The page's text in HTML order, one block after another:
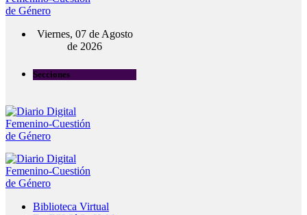
Viernes, 07 de Agosto
de 2026
Secciones
Biblioteca Virtual